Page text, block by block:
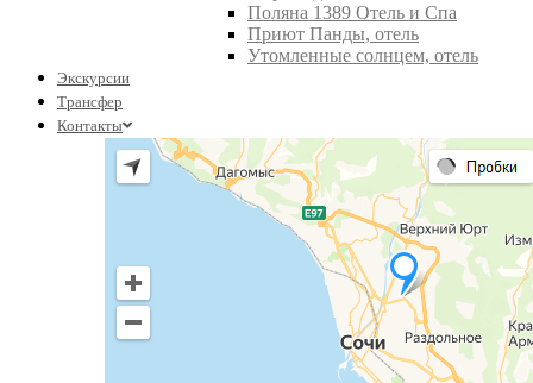
Поляна 1389 Отель и Спа
Приют Панды, отель
Утомленные солнцем, отель
Экскурсии
Трансфер
Контакты